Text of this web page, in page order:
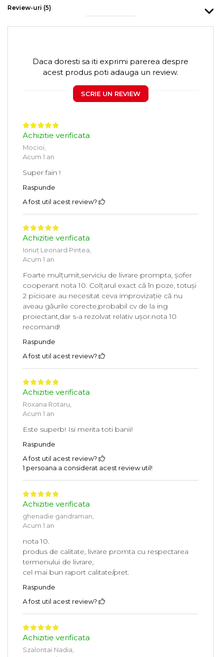
Review-uri (5)
Daca doresti sa iti exprimi parerea despre
acest produs poti adauga un review.
SCRIE UN REVIEW
Achizitie verificata
Mocioi,
Acum 1 an
Super fain !
Raspunde
A fost util acest review?
Achizitie verificata
Ionuț Leonard Pintea,
Acum 1 an
Foarte mulțumit,serviciu de livrare prompta, șofer
cooperant nota 10. Colțarul exact că în poze, totuși
2 picioare au necesitat ceva improvizație că nu
aveau găurile corecte,probabil cv de la ing
proiectant,dar s-a rezolvat relativ ușor.nota 10
recomand!
Raspunde
A fost util acest review?
Achizitie verificata
Roxana Rotaru,
Acum 1 an
Este superb! Isi merita toti banii!
Raspunde
A fost util acest review?
1 persoana a considerat acest review util!
Achizitie verificata
ghenadie gandraman,
Acum 1 an
nota 10.
produs de calitate, livrare promta cu respectarea
termenului de livrare,
cel mai bun raport calitate/pret.
Raspunde
A fost util acest review?
Achizitie verificata
Szalontai Nadia,